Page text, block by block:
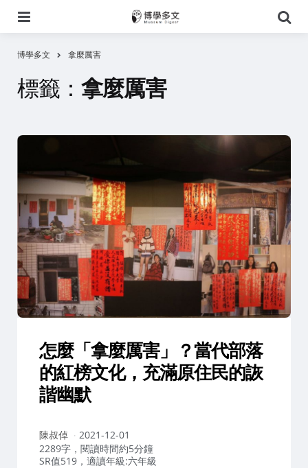
尋
博學多文 拿麼厲害
標籤： 拿麼厲害
怎麼「拿麼厲害」？當代部落
的紅榜文化，充滿原住民的詼
諧幽默
作
者：
陳叔倬
2021-12-01
2289字，閱讀時間約5分鐘
SR值519，適讀年級:六年級